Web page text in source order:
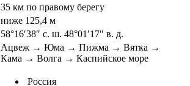
35 км по правому берегу
ниже 125,4 м
58°16′38″ с. ш. 48°01′17″ в. д.
Ацвеж → Юма → Пижма → Вятка →
Кама → Волга → Каспийское море
Россия